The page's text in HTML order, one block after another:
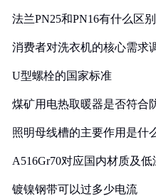
法兰PN25和PN16有什么区别
消费者对洗衣机的核心需求
U型螺栓的国家标准
煤矿用电热取暖器是否符合
照明母线槽的主要作用是什
A516Gr70对应国内材质及
镀镍钢带可以过多少电流